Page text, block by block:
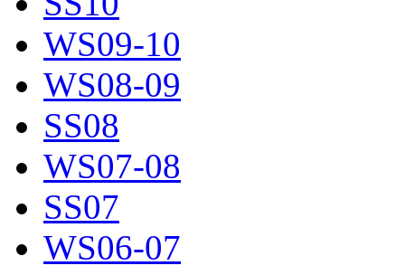
WS09-10
WS08-09
SS08
WS07-08
SS07
WS06-07